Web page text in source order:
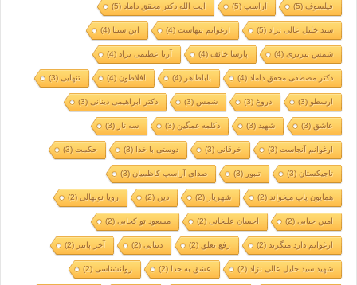
فیلسوف(5) آراسپ(5) آیت الله دکتر محقق داماد (5)
سید خلیل عالی نژاد (5) ارغوانم تنهاست(4) ابن سینا (4)
شمس تبریزی(4) پارسا خائف(4) آریا عظیمی نژاد (4)
دکتر مصطفی محقق داماد (4) باباطاهر (4) افلاطون(4) تنهایی(3)
ارسطو (3) دروغ (3) شمس (3) دکتر ابراهیمی دینانی(3)
عاشق (3) شهید (3) دکلمه غمگین (3) سه تار (3)
ارغوانم آنجاست(3) خرقانی(3) دوستی با خدا (3) حکمت(3)
تاجیکستان(3) تنبور (3) صدای آراسپ کاظمیان(3)
همایون پاپ میخواند (2) شهریار (2) دین (2) رویا نونهالی(2)
امین حیایی(2) احسان علیخانی(2) مسعود تو کجایی(2)
ارغوانم دارد میگرید (2) رفع تعلق (2) دینانی(2) آخر پاییز (2)
شهید سید خلیل عالی نژاد (2) عشق به خدا (2) روانشناسی(2)